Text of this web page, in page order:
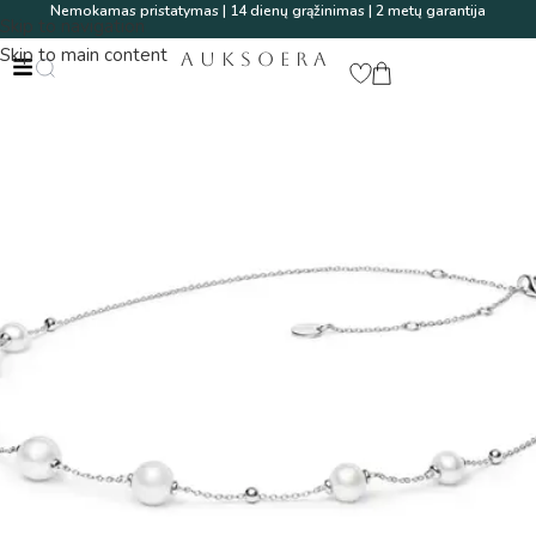
Skip to navigation
Skip to main content
Nemokamas pristatymas | 14 dienų grąžinimas | 2 metų garantija
AUKSOERA